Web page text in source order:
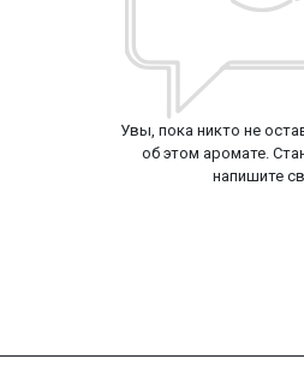
Увы, пока никто не
об этом аромате.
напишите